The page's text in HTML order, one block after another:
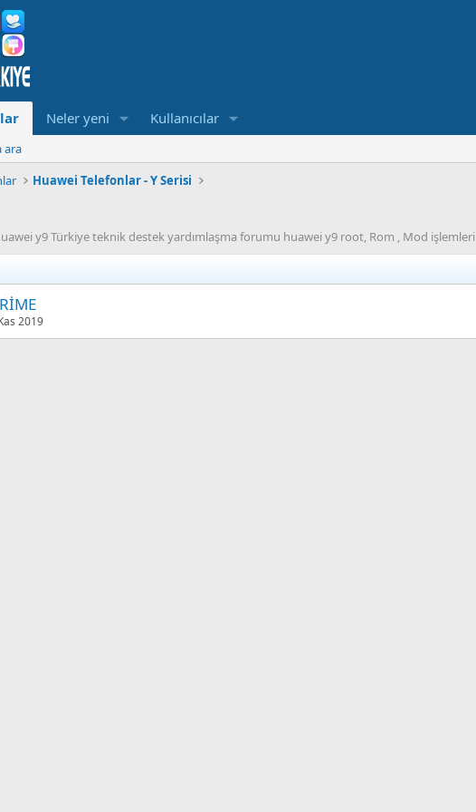
Neler yeni Kullanıcılar
ara
Huawei Telefonlar - Y Serisi
y9 Türkiye teknik destek yardımlaşma forumu huawei y9 root, Rom , Mod işlemleri
2019